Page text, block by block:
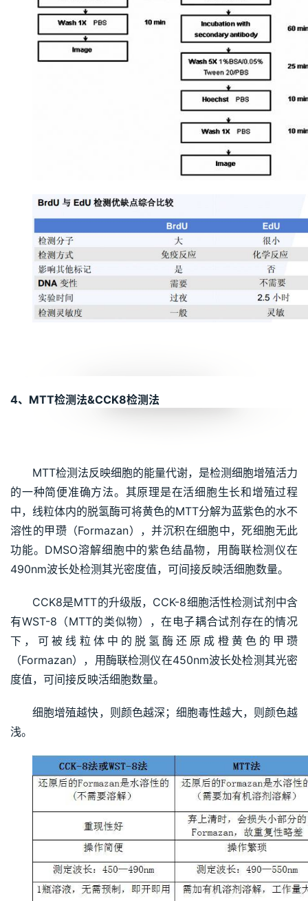
4、MTT检测法&CCK8检测法
MTT检测法反映细胞的能量代谢，是检测细胞增殖活力
的一种简便准确方法。其原理是在活细胞生长和增殖过程
中，线粒体内的脱氢酶可将黄色的MTT分解为蓝紫色的水不
溶性的甲瓒（Formazan），并沉积在细胞中，死细胞无此
功能。DMSO溶解细胞中的紫色结晶物，用酶联检测仪在
490nm波长处检测其光密度值，可间接反映活细胞数量。
CCK8是MTT的升级版，CCK-8细胞活性检测试剂中含
有WST-8（MTT的类似物），在电子耦合试剂存在的情况
下，可被线粒体中的脱氢酶还原成橙黄色的甲瓒
（Formazan），用酶联检测仪在450nm波长处检测其光密
度值，可间接反映活细胞数量。
细胞增殖越快，则颜色越深；细胞毒性越大，则颜色越
浅。